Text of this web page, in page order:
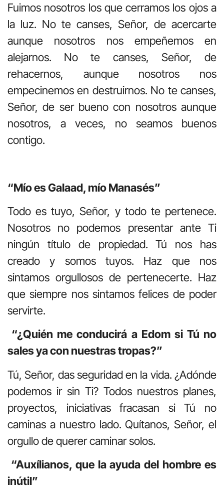
Fuimos nosotros los que cerramos los ojos a
la luz. No te canses, Señor, de acercarte
aunque nosotros nos empeñemos en
alejarnos. No te canses, Señor, de
rehacernos, aunque nosotros nos
empecinemos en destruirnos. No te canses,
Señor, de ser bueno con nosotros aunque
nosotros, a veces, no seamos buenos
contigo.
“Mío es Galaad, mío Manasés”
Todo es tuyo, Señor, y todo te pertenece.
Nosotros no podemos presentar ante Ti
ningún título de propiedad. Tú nos has
creado y somos tuyos. Haz que nos
sintamos orgullosos de pertenecerte. Haz
que siempre nos sintamos felices de poder
servirte.
“¿Quién me conducirá a Edom si Tú no
sales ya con nuestras tropas?”
Tú, Señor, das seguridad en la vida. ¿Adónde
podemos ir sin Ti? Todos nuestros planes,
proyectos, iniciativas fracasan si Tú no
caminas a nuestro lado. Quítanos, Señor, el
orgullo de querer caminar solos.
“Auxílianos, que la ayuda del hombre es
inútil”